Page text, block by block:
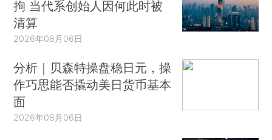
拘 当代系创始人因何此时被
清算
2026年08月06日
分析｜贝森特操盘稳日元，操
作巧思能否撬动美日货币基本
面
2026年08月06日